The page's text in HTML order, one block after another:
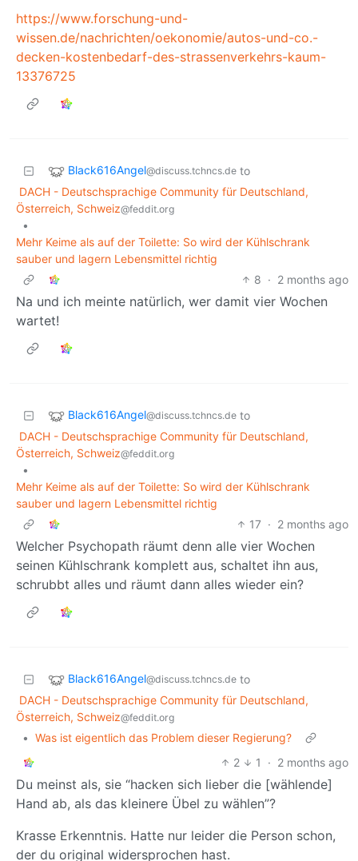
https://www.forschung-und-
wissen.de/nachrichten/oekonomie/autos-und-co.-
decken-kostenbedarf-des-strassenverkehrs-kaum-
13376725
Black616Angel@discuss.tchncs.de to
DACH - Deutschsprachige Community für Deutschland,
Österreich, Schweiz@feddit.org
•
Mehr Keime als auf der Toilette: So wird der Kühlschrank
sauber und lagern Lebensmittel richtig
8 · 2 months ago
Na und ich meinte natürlich, wer damit vier Wochen
wartet!
Black616Angel@discuss.tchncs.de to
DACH - Deutschsprachige Community für Deutschland,
Österreich, Schweiz@feddit.org
•
Mehr Keime als auf der Toilette: So wird der Kühlschrank
sauber und lagern Lebensmittel richtig
17 · 2 months ago
Welcher Psychopath räumt denn alle vier Wochen
seinen Kühlschrank komplett aus, schaltet ihn aus,
schrubbt alles und räumt dann alles wieder ein?
Black616Angel@discuss.tchncs.de to
DACH - Deutschsprachige Community für Deutschland,
Österreich, Schweiz@feddit.org
• Was ist eigentlich das Problem dieser Regierung?
2
1 · 2 months ago
Du meinst als, sie “hacken sich lieber die [wählende]
Hand ab, als das kleinere Übel zu wählen”?
Krasse Erkenntnis. Hatte nur leider die Person schon,
der du original widersprochen hast.